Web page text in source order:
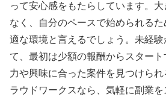
って安心感をもたらしています。
なく、自分のペースで始められる
適な環境と言えるでしょう。未経
て、最初は少額の報酬からスター
力や興味に合った案件を見つけら
ラウドワークスなら、気軽に副業